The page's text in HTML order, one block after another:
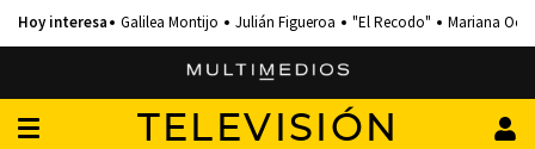
Galilea Montijo Julián Figueroa "El Recodo" Mariana
TELEVISIÓN